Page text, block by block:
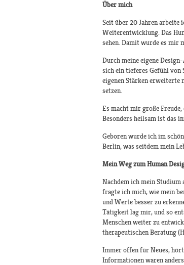
Über mich
Seit über 20 Jahren arbeite
Weiterentwicklung. Das
sehen. Damit wurde es mir
Durch meine eigene
sich ein tieferes Gefühl von
eigenen Stärken erweiterte
setzen.
Es macht mir große
Besonders heilsam ist das
Geboren wurde ich im
Berlin, was seitdem mein
Mein Weg zum Human
Nachdem ich mein Studium
fragte ich mich, wie mein
und Werte besser zu
Tätigkeit lag mir, und so
Menschen weiter zu
therapeutischen Beratung
Immer offen für Neues,
Informationen waren